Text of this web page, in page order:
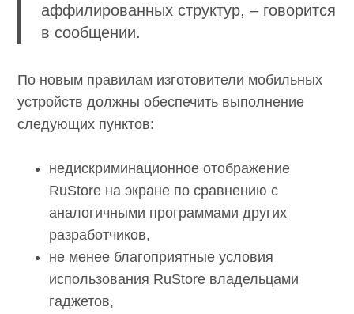
аффилированных структур, – говорится
в сообщении.
По новым правилам изготовители мобильных
устройств должны обеспечить выполнение
следующих пунктов:
недискриминационное отображение
RuStore на экране по сравнению с
аналогичными программами других
разработчиков,
не менее благоприятные условия
использования RuStore владельцами
гаджетов,